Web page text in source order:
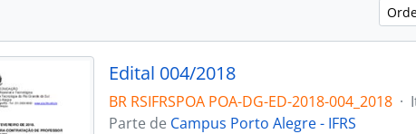
Edital 004/2018
BR RSIFRSPOA POA-DG-ED-2018-004_2018 ·
Parte de Campus Porto Alegre - IFRS